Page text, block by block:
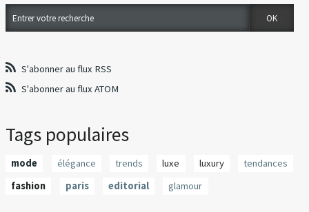
S'abonner au flux RSS
S'abonner au flux ATOM
Tags populaires
mode élégance trends luxe luxury
tendances
fashion
paris editorial glamour